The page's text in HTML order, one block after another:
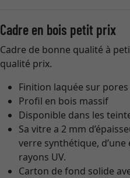
Cadre en bois petit prix
Cadre de bonne qualité à
qualité prix.
Finition laquée sur
Profil en bois massif
Disponible dans les
Sa vitre a 2 mm
verre synthétique,
rayons UV.
Carton de fond solide